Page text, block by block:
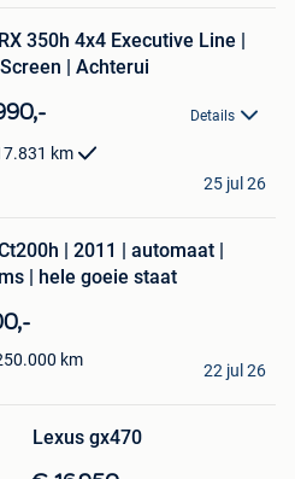
350h 4x4 Executive Line |
| Achterui
Details
km
25 jul 26
| 2011 | automaat |
| hele goeie staat
km
22 jul 26
Lexus gx470